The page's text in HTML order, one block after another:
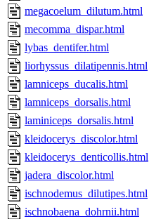
megacoelum_dilutum.html
mecomma_dispar.html
lybas_dentifer.html
liorhyssus_dilatipennis.html
lamniceps_ducalis.html
lamniceps_dorsalis.html
laminiceps_dorsalis.html
kleidocerys_discolor.html
kleidocerys_denticollis.html
jadera_discolor.html
ischnodemus_dilutipes.html
ischnobaena_dohrnii.html